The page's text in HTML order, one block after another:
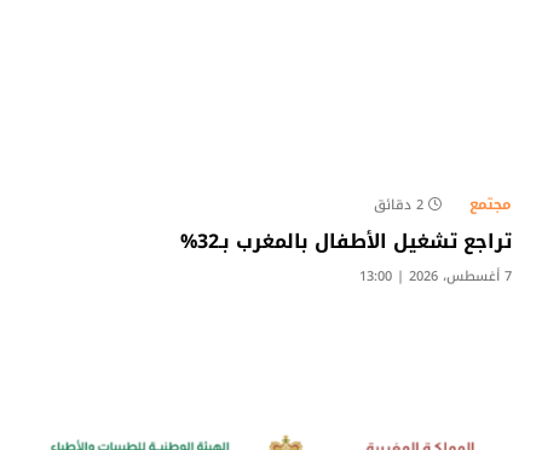
مجتمع 2 دقائق
تراجع تشغيل الأطفال بالمغرب بـ32%
7 أغسطس، 2026 | 13:00